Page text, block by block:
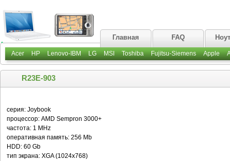
Главная FAQ
Acer HP Lenovo-IBM LG MSI Toshiba Fujitsu-Siemens Apple
R23E-903
серия: Joybook
процессор: AMD Sempron 3000+
частота: 1 MHz
оперативная память: 256 Mb
HDD: 60 Gb
тип экрана: XGA (1024x768)